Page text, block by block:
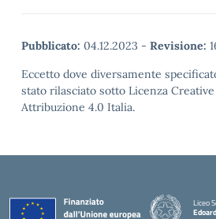
Pubblicato: 04.12.2023 - Revisione:
Eccetto dove diversamente
stato rilasciato sotto Licenza
Attribuzione 4.0 Italia.
Liceo